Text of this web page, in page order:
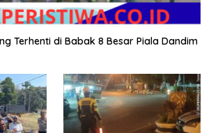
Terhenti di Babak 8 Besar Piala Dandim